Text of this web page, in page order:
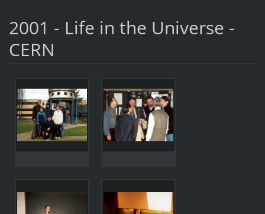
2001 - Life in the Universe -
CERN